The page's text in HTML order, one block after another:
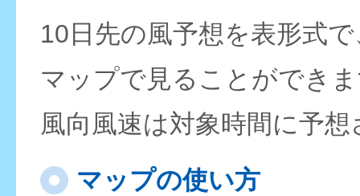
10日先の風予想を表形式
マップで見ることができ
風向風速は対象時間に予
マップの使い方